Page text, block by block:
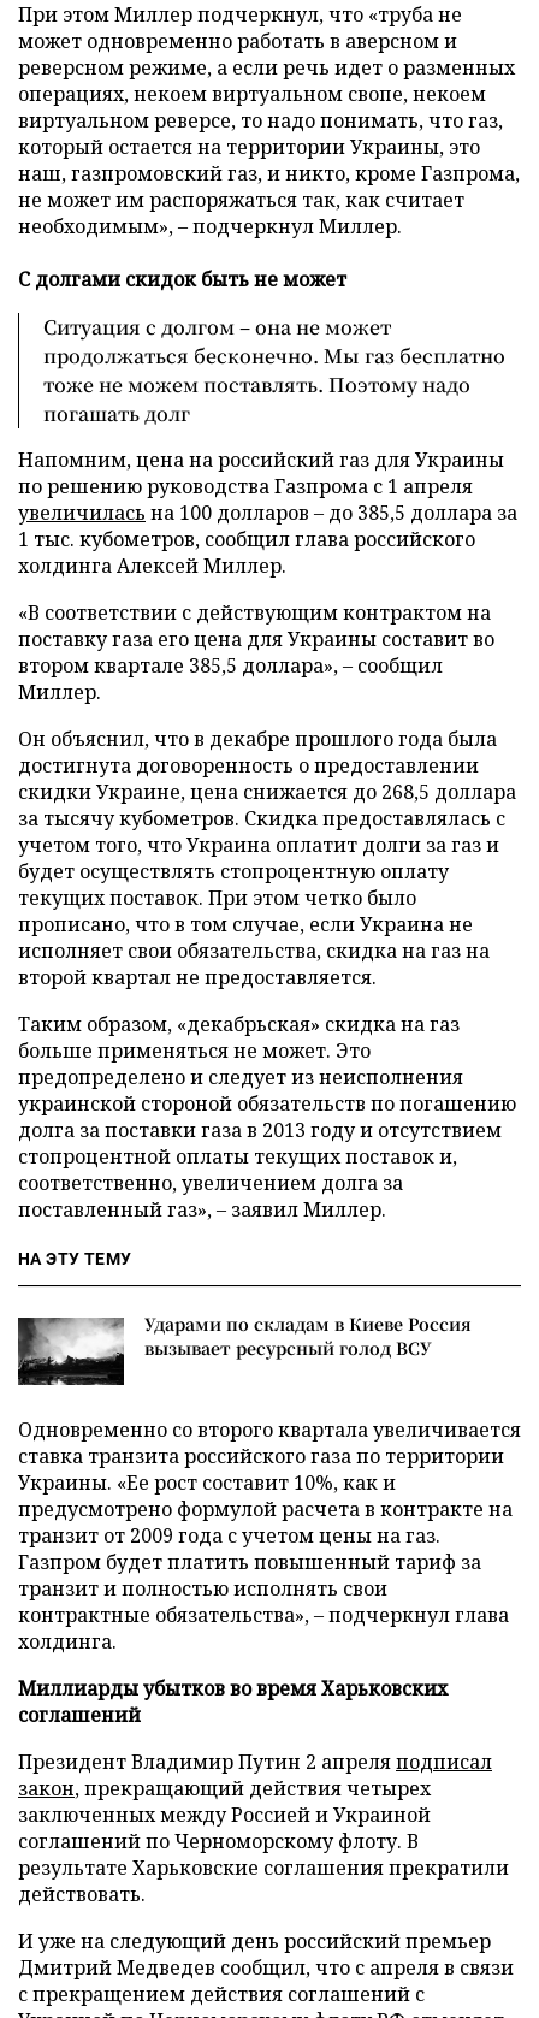
При этом Миллер подчеркнул, что «труба не
может одновременно работать в аверсном и
реверсном режиме, а если речь идет о разменных
операциях, некоем виртуальном свопе, некоем
виртуальном реверсе, то надо понимать, что газ,
который остается на территории Украины, это
наш, газпромовский газ, и никто, кроме Газпрома,
не может им распоряжаться так, как считает
необходимым», – подчеркнул Миллер.
С долгами скидок быть не может
Ситуация с долгом – она не может
продолжаться бесконечно. Мы газ бесплатно
тоже не можем поставлять. Поэтому надо
погашать долг
Напомним, цена на российский газ для Украины
по решению руководства Газпрома с 1 апреля
увеличилась на 100 долларов – до 385,5 доллара за
1 тыс. кубометров, сообщил глава российского
холдинга Алексей Миллер.
«В соответствии с действующим контрактом на
поставку газа его цена для Украины составит во
втором квартале 385,5 доллара», – сообщил
Миллер.
Он объяснил, что в декабре прошлого года была
достигнута договоренность о предоставлении
скидки Украине, цена снижается до 268,5 доллара
за тысячу кубометров. Скидка предоставлялась с
учетом того, что Украина оплатит долги за газ и
будет осуществлять стопроцентную оплату
текущих поставок. При этом четко было
прописано, что в том случае, если Украина не
исполняет свои обязательства, скидка на газ на
второй квартал не предоставляется.
Таким образом, «декабрьская» скидка на газ
больше применяться не может. Это
предопределено и следует из неисполнения
украинской стороной обязательств по погашению
долга за поставки газа в 2013 году и отсутствием
стопроцентной оплаты текущих поставок и,
соответственно, увеличением долга за
поставленный газ», – заявил Миллер.
НА ЭТУ ТЕМУ
Ударами по складам в Киеве Россия
вызывает ресурсный голод ВСУ
Одновременно со второго квартала увеличивается
ставка транзита российского газа по территории
Украины. «Ее рост составит 10%, как и
предусмотрено формулой расчета в контракте на
транзит от 2009 года с учетом цены на газ.
Газпром будет платить повышенный тариф за
транзит и полностью исполнять свои
контрактные обязательства», – подчеркнул глава
холдинга.
Миллиарды убытков во время Харьковских
соглашений
Президент Владимир Путин 2 апреляподписал
закон, прекращающий действия четырех
заключенных между Россией и Украиной
соглашений по Черноморскому флоту. В
результате Харьковские соглашения прекратили
действовать.
И уже на следующий день российский премьер
Дмитрий Медведев сообщил, что с апреля в связи
с прекращением действия соглашений с